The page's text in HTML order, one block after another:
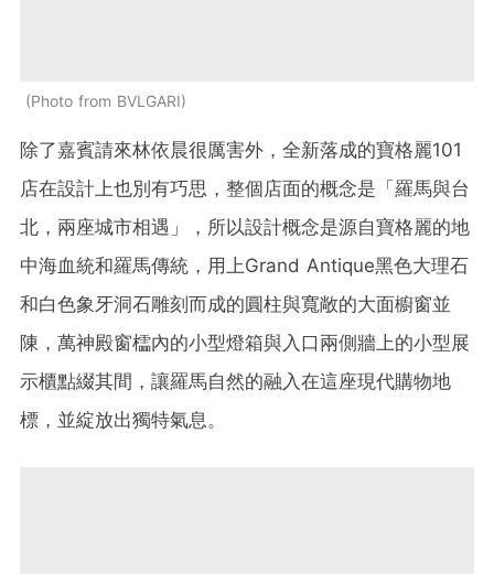
Photo from BVLGARI
除了嘉賓請來林依晨很厲害外，全新落成的寶格麗101
店在設計上也別有巧思，整個店面的概念是「羅馬與台
北，兩座城市相遇」，所以設計概念是源自寶格麗的地
中海血統和羅馬傳統，用上Grand Antique黑色大理石
和白色象牙洞石雕刻而成的圓柱與寬敞的大面櫥窗並
陳，萬神殿窗櫺內的小型燈箱與入口兩側牆上的小型展
示櫃點綴其間，讓羅馬自然的融入在這座現代購物地
標，並綻放出獨特氣息。